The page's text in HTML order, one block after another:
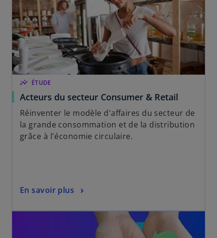
insights ÉTUDE
Acteurs du secteur Consumer & Retail
Réinventer le modèle d'affaires du secteur de
la grande consommation et de la distribution
grâce à l'économie circulaire.
En savoir plus